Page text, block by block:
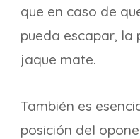
que en caso de
pueda escapar,
jaque mate.
También es
posición del